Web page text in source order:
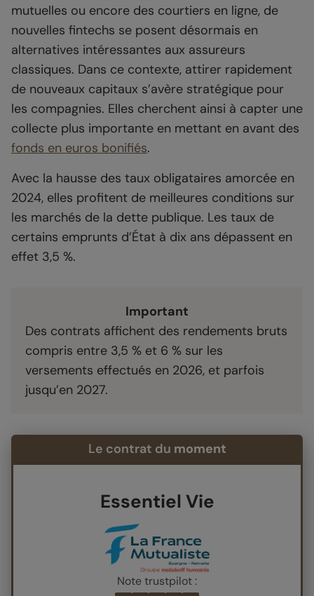
mutuelles ou encore des courtiers en ligne, de
nouvelles fintechs se posent désormais en
alternatives intéressantes aux assureurs
classiques. Dans ce contexte, attirer rapidement
de nouveaux capitaux s’avère stratégique pour
les compagnies. Elles cherchent ainsi à capter une
collecte plus importante en mettant en avant des
fonds en euros bonifiés.
Avec la hausse des taux obligataires amorcée en
2024, elles profitent de meilleures conditions sur
les marchés de la dette publique. Les taux de
certains emprunts d’État à dix ans dépassent en
effet 3,5 %.
Important
Des contrats affichent des rendements bruts
compris entre 3,5 % et 6 % sur les
versements effectués en 2026, et parfois
jusqu’en 2027.
Le contrat du moment
Essentiel Vie
Note trustpilot :